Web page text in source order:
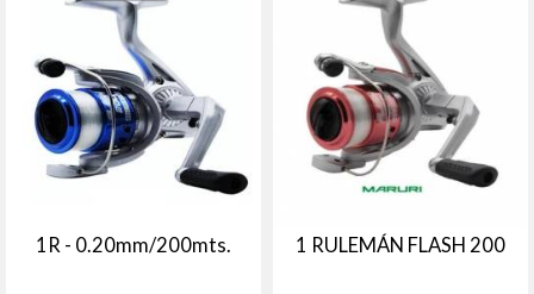
1R - 0.20mm/200mts. 1 RULEMÁN FLASH 200